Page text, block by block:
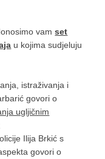
vamset
u kojima sudjeluju
istraživanja i
govori o
ugljičnim
Ilija Brkić s
govori o